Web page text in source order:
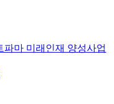
파마 미래인재 양성사업